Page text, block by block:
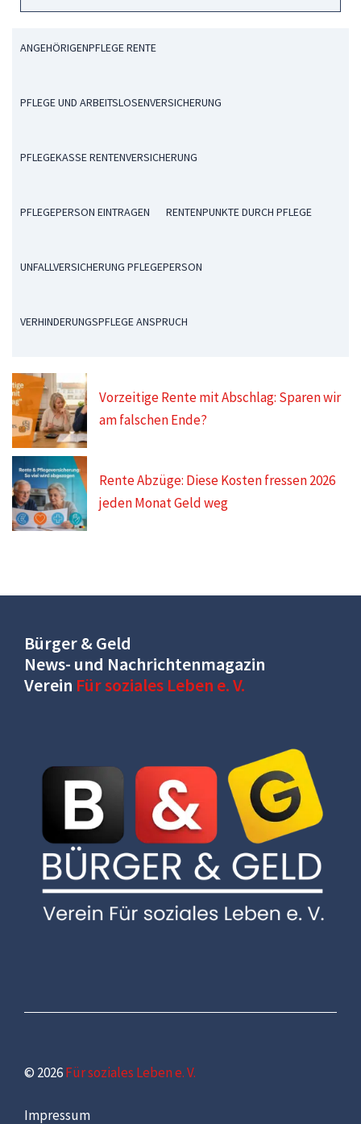
ANGEHÖRIGENPFLEGE RENTE
PFLEGE UND ARBEITSLOSENVERSICHERUNG
PFLEGEKASSE RENTENVERSICHERUNG
PFLEGEPERSON EINTRAGEN RENTENPUNKTE DURCH PFLEGE
UNFALLVERSICHERUNG PFLEGEPERSON
VERHINDERUNGSPFLEGE ANSPRUCH
Vorzeitige Rente mit Abschlag: Sparen wir
am falschen Ende?
Rente Abzüge: Diese Kosten fressen 2026
jeden Monat Geld weg
Bürger & Geld
News- und Nachrichtenmagazin
Verein Für soziales Leben e. V.
© 2026Für soziales Leben e. V.
Impressum